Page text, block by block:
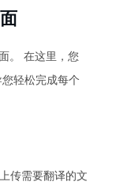
。 在这里，您
轻松完成每个
传需要翻译的文